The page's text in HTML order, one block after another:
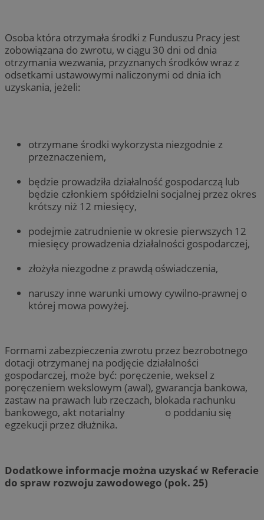
Osoba która otrzymała środki z Funduszu Pracy jest
zobowiązana do zwrotu, w ciągu 30 dni od dnia
otrzymania wezwania, przyznanych środków wraz z
odsetkami ustawowymi naliczonymi od dnia ich
uzyskania, jeżeli:
otrzymane środki wykorzysta niezgodnie z
przeznaczeniem,
będzie prowadziła działalność gospodarczą lub
będzie członkiem spółdzielni socjalnej przez okres
krótszy niż 12 miesięcy,
podejmie zatrudnienie w okresie pierwszych 12
miesięcy prowadzenia działalności gospodarczej,
złożyła niezgodne z prawdą oświadczenia,
naruszy inne warunki umowy cywilno-prawnej o
której mowa powyżej.
Formami zabezpieczenia zwrotu przez bezrobotnego
dotacji otrzymanej na podjęcie działalności
gospodarczej, może być: poręczenie, weksel z
poręczeniem wekslowym (awal), gwarancja bankowa,
zastaw na prawach lub rzeczach, blokada rachunku
bankowego, akt notarialny o poddaniu się
egzekucji przez dłużnika.
Dodatkowe informacje można uzyskać w Referacie
do spraw rozwoju zawodowego (pok. 25)